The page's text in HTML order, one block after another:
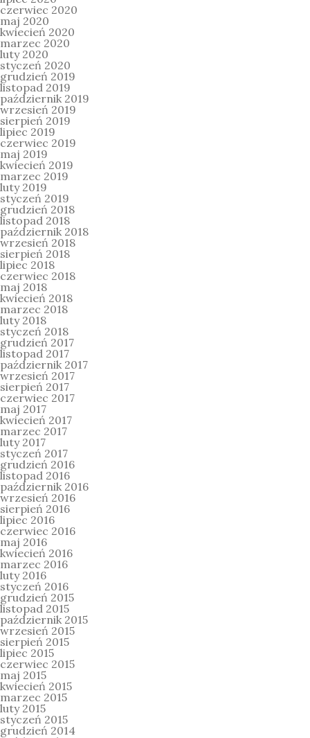
czerwiec 2020
maj 2020
kwiecień 2020
marzec 2020
luty 2020
styczeń 2020
grudzień 2019
listopad 2019
październik 2019
wrzesień 2019
sierpień 2019
lipiec 2019
czerwiec 2019
maj 2019
kwiecień 2019
marzec 2019
luty 2019
styczeń 2019
grudzień 2018
listopad 2018
październik 2018
wrzesień 2018
sierpień 2018
lipiec 2018
czerwiec 2018
maj 2018
kwiecień 2018
marzec 2018
luty 2018
styczeń 2018
grudzień 2017
listopad 2017
październik 2017
wrzesień 2017
sierpień 2017
czerwiec 2017
maj 2017
kwiecień 2017
marzec 2017
luty 2017
styczeń 2017
grudzień 2016
listopad 2016
październik 2016
wrzesień 2016
sierpień 2016
lipiec 2016
czerwiec 2016
maj 2016
kwiecień 2016
marzec 2016
luty 2016
styczeń 2016
grudzień 2015
listopad 2015
październik 2015
wrzesień 2015
sierpień 2015
lipiec 2015
czerwiec 2015
maj 2015
kwiecień 2015
marzec 2015
luty 2015
styczeń 2015
grudzień 2014